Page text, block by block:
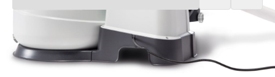
Korte Beschrijving
Deze zandfilter van Intex zorgt voor een optimale filtering